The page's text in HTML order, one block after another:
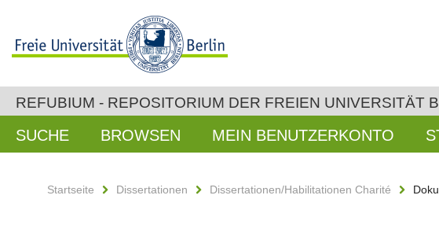
REFUBIUM - REPOSITORIUM DER FREIEN UNIVERSITÄT
SUCHE BROWSEN MEIN BENUTZERKONTO
Startseite Dissertationen Dissertationen/Habilitationen Charité